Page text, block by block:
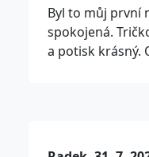
Byl to můj první
spokojená.
a potisk krásný.